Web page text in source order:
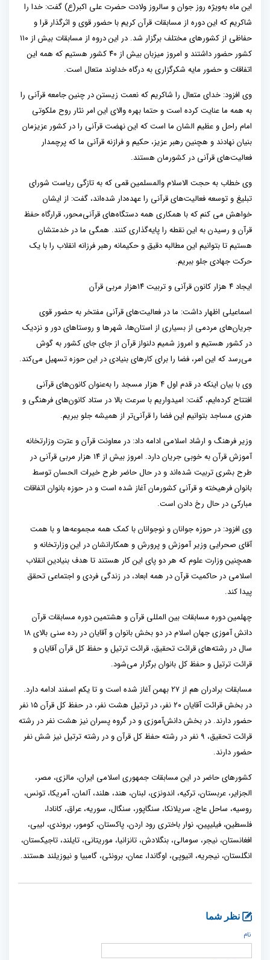
این ماه به‌ویژه روز جوان و سالروز ولادت حضرت علی اکبر(ع) گفت: خدا را
شاکریم که این دوره از مسابقات قرآن کریم با حضور قوی و اثرگذار قرا و
حفاظی از کشورهای مختلف برگزار شد. در این دروه از مسابقات بیش از ۱۱۰
کشور حضور داشتند و امروز میزبان بیش از ۴۰ کشور هستیم که همه این
اتفاقات و حضور مایه شکرگزاری به درگاه خداوند متعال است.
وی افزود: خدای متعال را شاکریم که نعمت زیستن در چنین جامعه قرآنی را
به همه ما عنایت کرده است و حتما بهره والای این امر نثار روح ملکوتی
امام راحل و عظیم الشان ما است که این نهضت قرآنی را در کشور عزیزمان
بنیان نهادند و هچنین رهبر عزیز، حکیم و فرازنه قرآنی ما که پرچمدار
فعالیت‌های قرآنی در کشورمان هستند.
وی خطاب به حجت الاسلام والمسلمین قمی که به تازگی ریاست شورای
تبلیغ و توسعه فعالیت‌های قرآنی را عهده‌دار شده‌اند، گفت: از ایشان
خواهش می کنم که با همکاری همه دستگاه‌های قرآنی‌محور، قرارگاه حفظ
قرآن و رسیدن به این نقطه را پایه‌گذاری کنند. همگی ما در خدمتشان
هستیم تا بتوانیم این مطالبه دقیق و حکیمانه رهبر فرزانه انقلاب را با یک
حرکت جهادی جلو ببریم.
ایجاد ۴ هزار کانون قرآنی و تربیت ۱۴هزار مربی قرآن
اسماعیلی اظهار داشت: ما در فعالیت‌های قرآنی مفتخر به حضور قوی
جریان‌های مردمی از بسیاری از استان‌ها، شهرها و روستاهای دور و نزدیک
در کشور هستیم و امروز شمیم دلنواز قرآن از جای جای کشور به گوش
می‌رسد که این امر، فضا را برای کارهای بنیادی در این حوزه تسهیل می‌کند.
وی با بیان اینکه در قدم اول ۴ هزار مسجد را به‌عنوان کانون‌های قرآنی
افتتاح کرده‌ایم، گفت: امیدواریم با سرعت بالا در ستاد کانون‌های فرهنگی و
هنری مساجد بتوانیم این فضا را قرآنی‌تر از همیشه جلو ببریم.
وزیر فرهنگ و ارشاد اسلامی ادامه داد: در معاونت قرآن و عترت وزارتخانه
آموزش قرآن به خوبی جریان دارد. امروز بیش از ۱۴ هزار مربی قرآنی در
طرح بشری تربیت شده‌اند و در حال حاضر طرح خیرات الحسان توسط
بانوان فرهیخته و قرآنی کشورمان آغاز شده است و در حوزه بانوان اتفاقات
مبارکی در حال رخ دادن است.
وی افزود: در حوزه جوانان و نوجوانان با کمک همه مجموعه‌ها و با همت
آقای صحرایی وزیر آموزش و پرورش و همکارانشان در این وزارتخانه و
همچنین وزارت علوم که هر دو پای این کار هستند تا هدف بنیادین انقلاب
اسلامی در حاکمیت قرآن در همه ابعاد، در زندگی فردی و اجتماعی تحقق
پیدا کند.
چهلمین دوره مسابقات بین المللی قرآن و هشتمین دوره مسابقات قرآن
دانش آموزی جهان اسلام در دو بخش بانوان و آقایان در رده سنی بالای ۱۸
سال در رشته‌های قرائت تحقیق، قرائت ترتیل و حفظ کل قرآن آقایان و
قرائت ترتیل و حفظ کل بانوان برگزار می‌شود.
مسابقات برادران هم از ۲۷ بهمن آغاز شده است و تا یکم اسفند ادامه دارد.
در بخش قرائت آقایان ۲۰ نفر، در ترتیل هشت نفر، در حفظ کل قرآن ۱۵ نفر
حضور دارند. در بخش دانش‌آموزی و در گروه پسران نیز هشت نفر در رشته
قرائت تحقیق، ۹ نفر در رشته حفظ کل قرآن و در رشته ترتیل نیز شش نفر
حضور دارند.
کشورهای حاضر در این مسابقات جمهوری اسلامی ایران، مالزی، مصر،
الجزایر، عربستان، ترکیه، اندونزی، لبنان، هند، هلند، آلمان، آمریکا، تونس،
روسیه، ساحل عاج، سریلانکا، سنگاپور، سنگال، سوریه، عراق، کانادا،
فلسطین، فیلیپین، نوار باختری رود اردن، پاکستان، کومور، بروندی، لیبی،
افغانستان، نیجر، سومالی، بنگلادش، تانزانیا، موریتانی، تایلند، تاجیکستان،
انگلستان، نیجریه، اتیوپی، اوگاندا، عمان، برونئی، گامبیا و نیوزیلند هستند.
نظر شما
نام